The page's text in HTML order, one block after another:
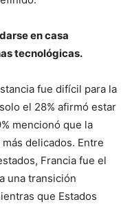
en casa
tecnológicas.
fue difícil para la
el 28% afirmó estar
mencionó que la
delicados. Entre
Francia fue el
una transición
que Estados